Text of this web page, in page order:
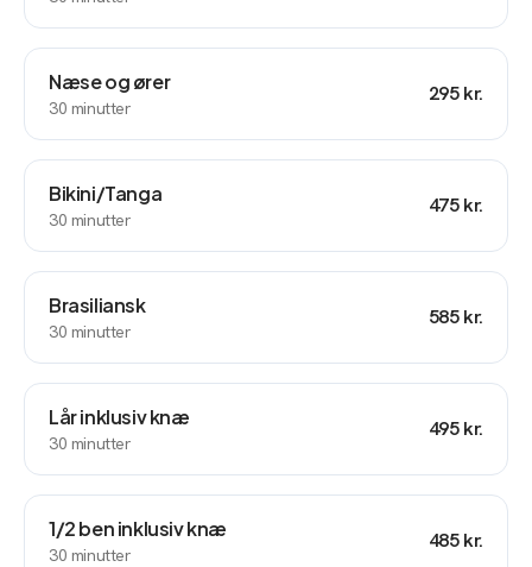
Næse og ører
30 minutter
295 kr.
Bikini/Tanga
30 minutter
475 kr.
Brasiliansk
30 minutter
585 kr.
Lår inklusiv knæ
30 minutter
495 kr.
1/2 ben inklusiv knæ
30 minutter
485 kr.